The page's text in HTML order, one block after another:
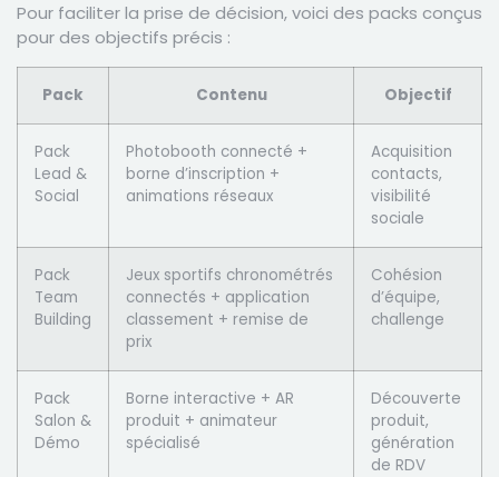
Pour faciliter la prise de décision, voici des packs conçus
pour des objectifs précis :
Pack Contenu Objectif
Pack
Lead &
Social
Photobooth connecté +
borne d’inscription +
animations réseaux
Acquisition
contacts,
visibilité
sociale
Pack
Team
Building
Jeux sportifs chronométrés
connectés + application
classement + remise de
prix
Cohésion
d’équipe,
challenge
Pack
Salon &
Démo
Borne interactive + AR
produit + animateur
spécialisé
Découverte
produit,
génération
de RDV